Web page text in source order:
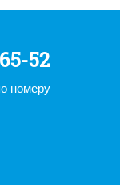
52
номеру